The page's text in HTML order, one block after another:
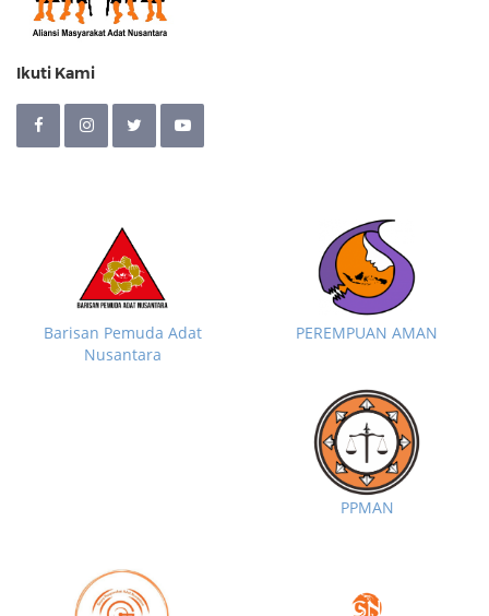
Ikuti Kami
Barisan Pemuda Adat
Nusantara
PEREMPUAN AMAN
PPMAN